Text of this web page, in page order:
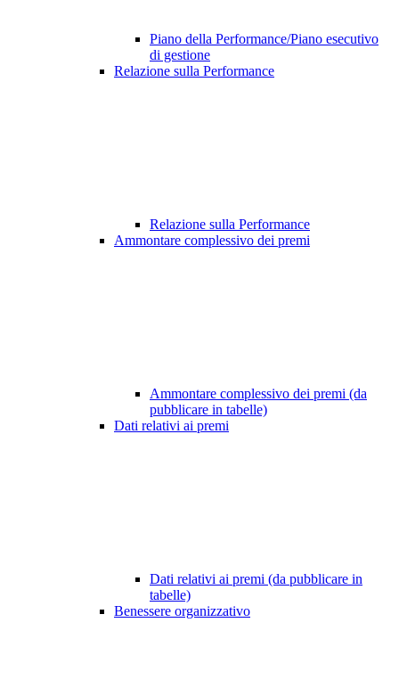
Piano della Performance/Piano esecutivo
di gestione
Relazione sulla Performance
Relazione sulla Performance
Ammontare complessivo dei premi
Ammontare complessivo dei premi (da
pubblicare in tabelle)
Dati relativi ai premi
Dati relativi ai premi (da pubblicare in
tabelle)
Benessere organizzativo